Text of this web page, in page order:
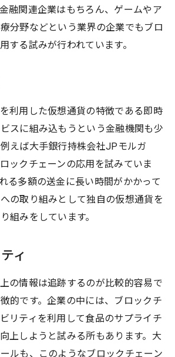
融関連企業はもちろん、ゲームやア
分野などという業界の企業でもブロ
する試みが行われています。
利用した仮想通貨の特徴である即時
スに組み込もうという金融機関も少
えば大手銀行持株会社JPモルガ
ックチェーンの応用を試みていま
る多額の送金に長い時間がかかって
の取り組みとして独自の仮想通貨を
組みをしています。
ィ
の情報は追跡するのが比較的容易で
的です。企業の中には、ブロックチ
リティを利用して食品のサプライチ
上しようと試みる所もあります。大
ルも、このようなブロックチェーン